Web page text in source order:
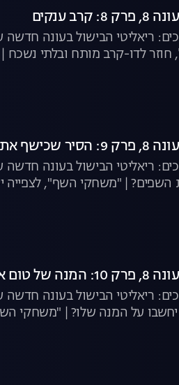
ענקים
ריאליטי הבישול בעונה
חוזר לדו-קרב מותח ובלתי נשכח
את השפים
ריאליטי הבישול בעונה
| "משחקי השף", לצפייה
טום אביב
ריאליטי הבישול בעונה
על המנה שלו? | "משחקי